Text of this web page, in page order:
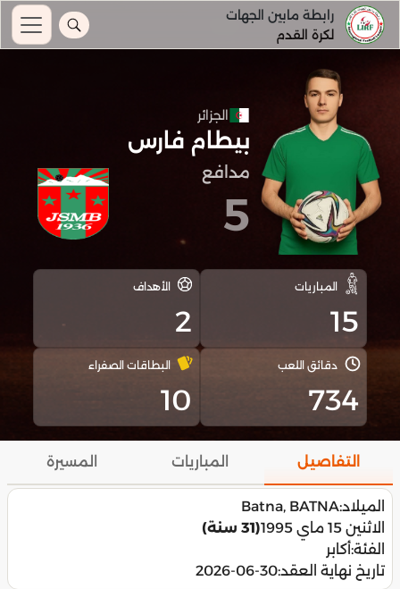
رابطة مابين الجهات
لكرة القدم
الجزائر
بيطام فارس
مدافع
5
المباريات
15
الأهداف
2
دقائق اللعب
734
البطاقات الصفراء
10
التفاصيل المباريات المسيرة
الميلاد:Batna, BATNA
الاثنين 15 ماي 1995
(31 سنة)
الفئة:أكابر
تاريخ نهاية العقد:2026-06-30